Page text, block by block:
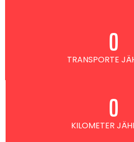
TRANSPORTE
0
KILOMETER
0